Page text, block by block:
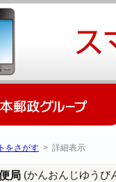
をさがす > 詳細表示
局 (かんおんじゆうび